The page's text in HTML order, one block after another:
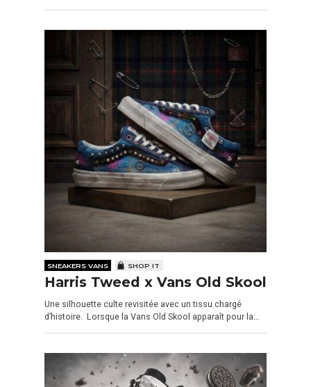
SNEAKERS VANS SHOP IT
Harris Tweed x Vans Old Skool
Une silhouette culte revisitée avec un tissu chargé
d’histoire. Lorsque la Vans Old Skool apparaît pour la…